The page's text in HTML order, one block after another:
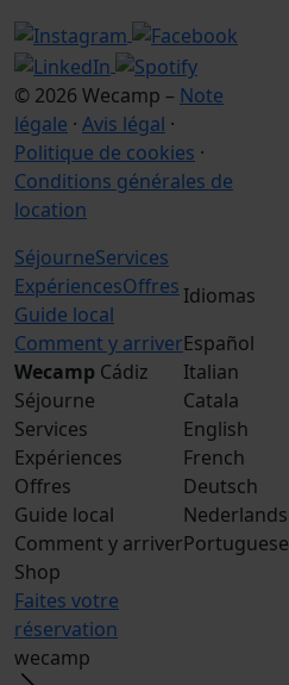
© 2026 Wecamp – Note
légale · Avis légal ·
Politique de cookies ·
Conditions générales de
location
SéjourneServices
ExpériencesOffres
Guide local
Comment y arriver
Wecamp Cádiz
Séjourne
Services
Expériences
Offres
Guide local
Comment y arriver
Shop
Faites votre
réservation
wecamp
Idiomas
Español
Italian
Catala
English
French
Deutsch
Nederlands
Portuguese